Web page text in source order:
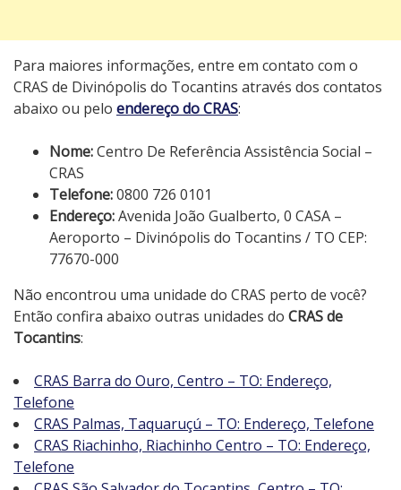
Para maiores informações, entre em contato com o
CRAS de Divinópolis do Tocantins através dos contatos
abaixo ou pelo endereço do CRAS:
Nome:Centro De Referência Assistência Social –
CRAS
Telefone:0800 726 0101
Endereço:Avenida João Gualberto, 0 CASA –
Aeroporto – Divinópolis do Tocantins / TO CEP:
77670-000
Não encontrou uma unidade do CRAS perto de você?
Então confira abaixo outras unidades do CRAS de
Tocantins:
CRAS Barra do Ouro, Centro – TO: Endereço,
Telefone
CRAS Palmas, Taquaruçú – TO: Endereço, Telefone
CRAS Riachinho, Riachinho Centro – TO: Endereço,
Telefone